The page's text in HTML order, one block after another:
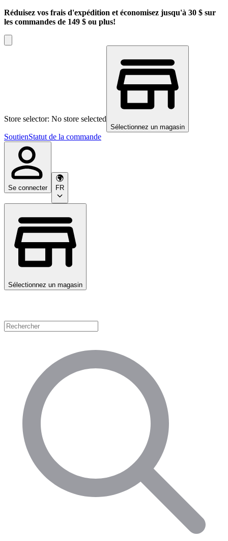
Réduisez vos frais d'expédition et économisez jusqu'à 30 $ sur
les commandes de 149 $ ou plus!
Store selector: No store selected
Sélectionnez un magasin
SoutienStatut de la commande
Se connecter FR
Sélectionnez un magasin